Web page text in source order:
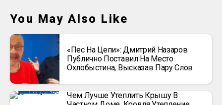
You May Also Like
«Пес На Цепи»: Дмитрий Назаров
Публично Поставил На Место
Охлобыстина, Высказав Пару Слов
Чем Лучше Утеплить Крышу В